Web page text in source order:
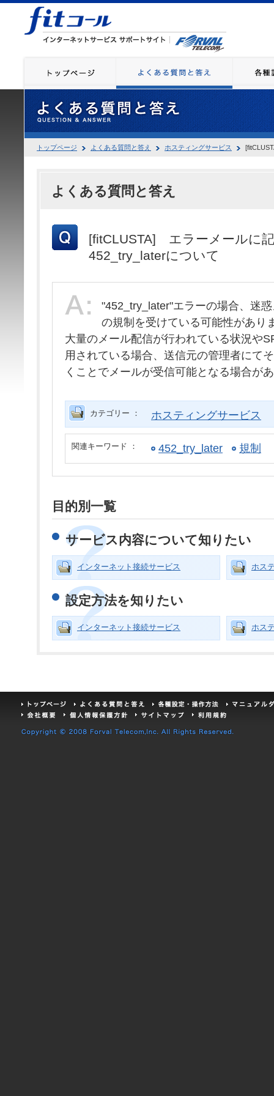
トップページ よくある質問と答え ホスティングサービス
よくある質問と答え
[fitCLUSTA] エラーメールに
452_try_laterについて
"452_try_later"エラーの場合、迷
の規制を受けている可能性があり
大量のメール配信が行われている状況や
用されている場合、送信元の管理者にて
くことでメールが受信可能となる場合が
カテゴリー ： ホスティングサービス
関連キーワード ： 452_try_later 規制
目的別一覧
サービス内容について知りたい
インターネット接続サービス ホス
設定方法を知りたい
インターネット接続サービス ホス